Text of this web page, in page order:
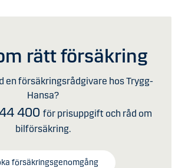
rätt försäkring
en försäkringsrådgivare hos Trygg-
Hansa?
400 för prisuppgift och råd om
bilförsäkring.
försäkringsgenomgång